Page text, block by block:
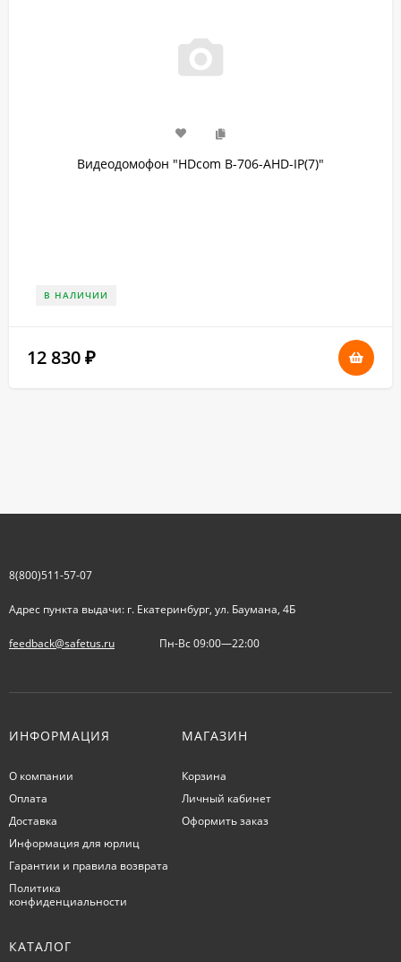
Видеодомофон "HDcom B-706-AHD-IP(7)"
В НАЛИЧИИ
12 830 ₽
8(800)511-57-07
Адрес пункта выдачи: г. Екатеринбург, ул. Баумана, 4Б
feedback@safetus.ru Пн-Вс 09:00—22:00
ИНФОРМАЦИЯ
О компании
Оплата
Доставка
Информация для юрлиц
Гарантии и правила возврата
Политика
конфиденциальности
МАГАЗИН
Корзина
Личный кабинет
Оформить заказ
КАТАЛОГ